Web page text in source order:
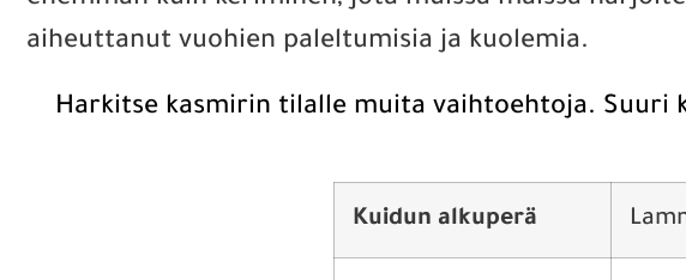
aiheuttanut vuohien paleltumisia ja kuolemia.
Harkitse kasmirin tilalle muita vaihtoehtoja. Suuri
Kuidun alkuperä